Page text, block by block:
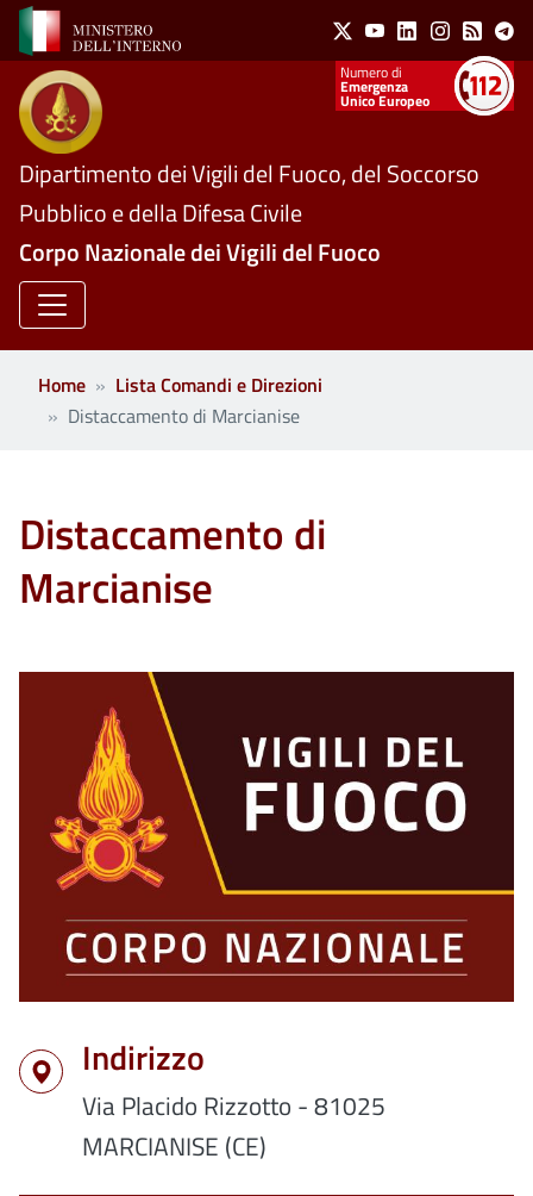
Salta al contenuto principale Social Menu
X YoutubeLinkedinInstagram
Feed
Numeri utili
Emergenza
Unico Europeo
Dipartimento dei Vigili del Fuoco, del Soccorso
Pubblico e della Difesa Civile
Corpo Nazionale dei Vigili del Fuoco
Home
Lista Comandi e Direzioni
Distaccamento di Marcianise
Distaccamento di
Marcianise
Indirizzo
Via Placido Rizzotto - 81025
MARCIANISE (CE)